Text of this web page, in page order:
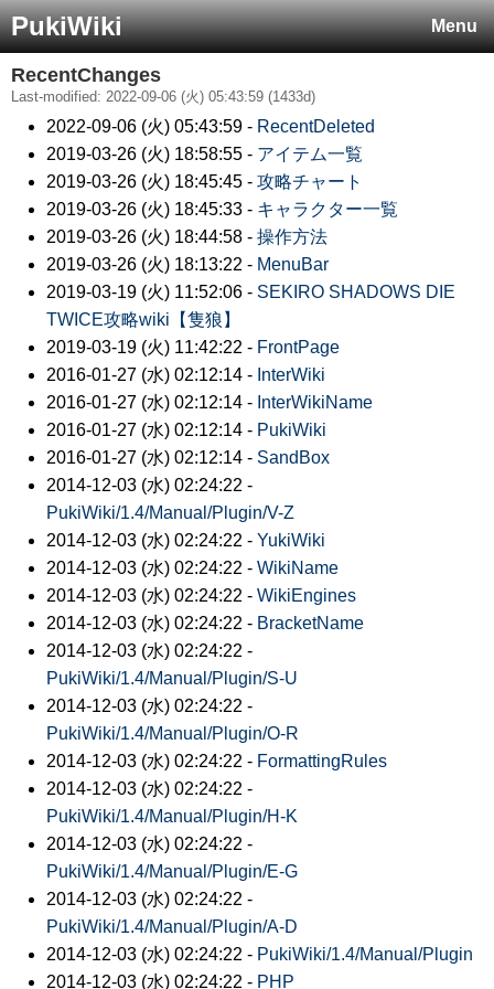
Menu
PukiWiki
RecentChanges
Last-modified: 2022-09-06 (火) 05:43:59 (1433d)
2022-09-06 (火) 05:43:59 - RecentDeleted
2019-03-26 (火) 18:58:55 - アイテム一覧
2019-03-26 (火) 18:45:45 - 攻略チャート
2019-03-26 (火) 18:45:33 - キャラクター一覧
2019-03-26 (火) 18:44:58 - 操作方法
2019-03-26 (火) 18:13:22 - MenuBar
2019-03-19 (火) 11:52:06 - SEKIRO SHADOWS DIE
TWICE攻略wiki【隻狼】
2019-03-19 (火) 11:42:22 - FrontPage
2016-01-27 (水) 02:12:14 - InterWiki
2016-01-27 (水) 02:12:14 - InterWikiName
2016-01-27 (水) 02:12:14 - PukiWiki
2016-01-27 (水) 02:12:14 - SandBox
2014-12-03 (水) 02:24:22 -
PukiWiki/1.4/Manual/Plugin/V-Z
2014-12-03 (水) 02:24:22 - YukiWiki
2014-12-03 (水) 02:24:22 - WikiName
2014-12-03 (水) 02:24:22 - WikiEngines
2014-12-03 (水) 02:24:22 - BracketName
2014-12-03 (水) 02:24:22 -
PukiWiki/1.4/Manual/Plugin/S-U
2014-12-03 (水) 02:24:22 -
PukiWiki/1.4/Manual/Plugin/O-R
2014-12-03 (水) 02:24:22 - FormattingRules
2014-12-03 (水) 02:24:22 -
PukiWiki/1.4/Manual/Plugin/H-K
2014-12-03 (水) 02:24:22 -
PukiWiki/1.4/Manual/Plugin/E-G
2014-12-03 (水) 02:24:22 -
PukiWiki/1.4/Manual/Plugin/A-D
2014-12-03 (水) 02:24:22 - PukiWiki/1.4/Manual/Plugin
2014-12-03 (水) 02:24:22 - PHP